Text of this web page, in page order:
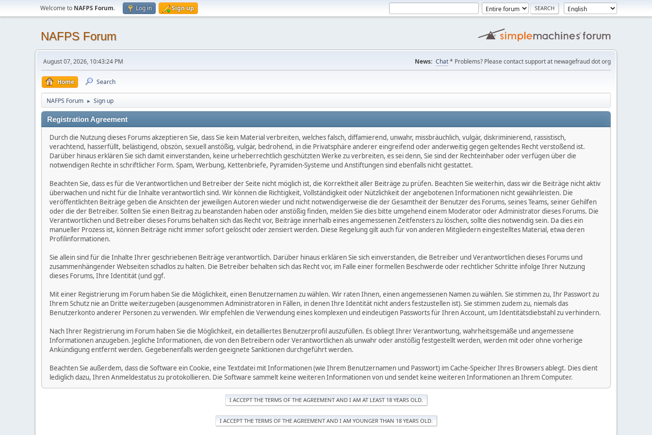
Welcome to NAFPS Forum. Log in Sign up
NAFPS Forum
August 07, 2026, 10:43:24 PM News: Chat* Problems? Please contact support at newagefraud dot org
Home Search
NAFPS Forum ► Sign up
Registration Agreement
Durch die Nutzung dieses Forums akzeptieren Sie, dass Sie kein Material verbreiten, welches falsch, diffamierend, unwahr, missbräuchlich, vulgär, diskriminierend, rassistisch,
verachtend, hasserfüllt, belästigend, obszön, sexuell anstößig, vulgär, bedrohend, in die Privatsphäre anderer eingreifend oder anderweitig gegen geltendes Recht verstoßend ist.
Darüber hinaus erklären Sie sich damit einverstanden, keine urheberrechtlich geschützten Werke zu verbreiten, es sei denn, Sie sind der Rechteinhaber oder verfügen über die
notwendigen Rechte in schriftlicher Form. Spam, Werbung, Kettenbriefe, Pyramiden-Systeme und Anstiftungen sind ebenfalls nicht gestattet.
Beachten Sie, dass es für die Verantwortlichen und Betreiber der Seite nicht möglich ist, die Korrektheit aller Beiträge zu prüfen. Beachten Sie weiterhin, dass wir die Beiträge nicht aktiv
überwachen und nicht für die Inhalte verantwortlich sind. Wir können die Richtigkeit, Vollständigkeit oder Nützlichkeit der angebotenen Informationen nicht gewährleisten. Die
veröffentlichten Beiträge geben die Ansichten der jeweiligen Autoren wieder und nicht notwendigerweise die der Gesamtheit der Benutzer des Forums, seines Teams, seiner Gehilfen
oder die der Betreiber. Sollten Sie einen Beitrag zu beanstanden haben oder anstößig finden, melden Sie dies bitte umgehend einem Moderator oder Administrator dieses Forums. Die
Verantwortlichen und Betreiber dieses Forums behalten sich das Recht vor, Beiträge innerhalb eines angemessenen Zeitfensters zu löschen, sollte dies notwendig sein. Da dies ein
manueller Prozess ist, können Beiträge nicht immer sofort gelöscht oder zensiert werden. Diese Regelung gilt auch für von anderen Mitgliedern eingestelltes Material, etwa deren
Profilinformationen.
Sie allein sind für die Inhalte Ihrer geschriebenen Beiträge verantwortlich. Darüber hinaus erklären Sie sich einverstanden, die Betreiber und Verantwortlichen dieses Forums und
zusammenhängender Webseiten schadlos zu halten. Die Betreiber behalten sich das Recht vor, im Falle einer formellen Beschwerde oder rechtlicher Schritte infolge Ihrer Nutzung
dieses Forums, Ihre Identität (und ggf.
Mit einer Registrierung im Forum haben Sie die Möglichkeit, einen Benutzernamen zu wählen. Wir raten Ihnen, einen angemessenen Namen zu wählen. Sie stimmen zu, Ihr Passwort zu
Ihrem Schutz nie an Dritte weiterzugeben (ausgenommen Administratoren in Fällen, in denen Ihre Identität nicht anders festzustellen ist). Sie stimmen zudem zu, niemals das
Benutzerkonto anderer Personen zu verwenden. Wir empfehlen die Verwendung eines komplexen und eindeutigen Passworts für Ihren Account, um Identitätsdiebstahl zu verhindern.
Nach Ihrer Registrierung im Forum haben Sie die Möglichkeit, ein detailliertes Benutzerprofil auszufüllen. Es obliegt Ihrer Verantwortung, wahrheitsgemäße und angemessene
Informationen anzugeben. Jegliche Informationen, die von den Betreibern oder Verantwortlichen als unwahr oder anstößig festgestellt werden, werden mit oder ohne vorherige
Ankündigung entfernt werden. Gegebenenfalls werden geeignete Sanktionen durchgeführt werden.
Beachten Sie außerdem, dass die Software ein Cookie, eine Textdatei mit Informationen (wie Ihrem Benutzernamen und Passwort) im Cache-Speicher Ihres Browsers ablegt. Dies dient
lediglich dazu, Ihren Anmeldestatus zu protokollieren. Die Software sammelt keine weiteren Informationen von und sendet keine weiteren Informationen an Ihrem Computer.